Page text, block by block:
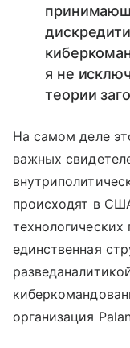
я не
теории
На самом деле
важных
происходят в
единственная
организация